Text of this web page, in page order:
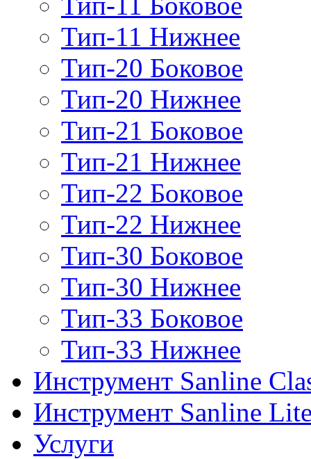
Тип-11 Нижнее
Тип-20 Боковое
Тип-20 Нижнее
Тип-21 Боковое
Тип-21 Нижнее
Тип-22 Боковое
Тип-22 Нижнее
Тип-30 Боковое
Тип-30 Нижнее
Тип-33 Боковое
Тип-33 Нижнее
Инструмент Sanline
Инструмент Sanline
Услуги